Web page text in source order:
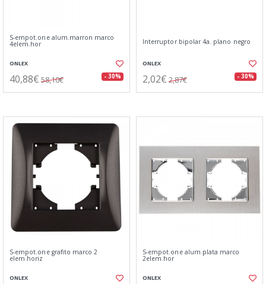
S-empot.one alum.marron marco
4elem.hor
ONLEX
40,88€ 58,10€ - 30%
Interruptor bipolar 4a. plano negro
ONLEX
2,02€ 2,87€ - 30%
S-empot.one grafito marco 2
elem.horiz
ONLEX
S-empot.one alum.plata marco
2elem.hor
ONLEX